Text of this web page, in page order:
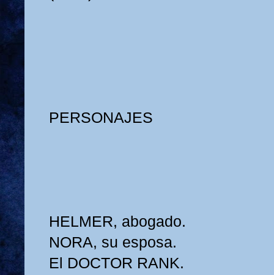
PERSONAJES
HELMER, abogado.
NORA, su esposa.
El DOCTOR RANK.